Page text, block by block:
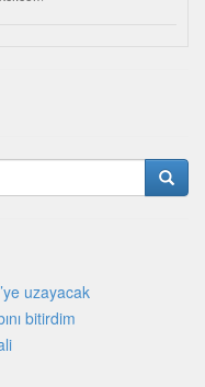
uzayacak
bitirdim